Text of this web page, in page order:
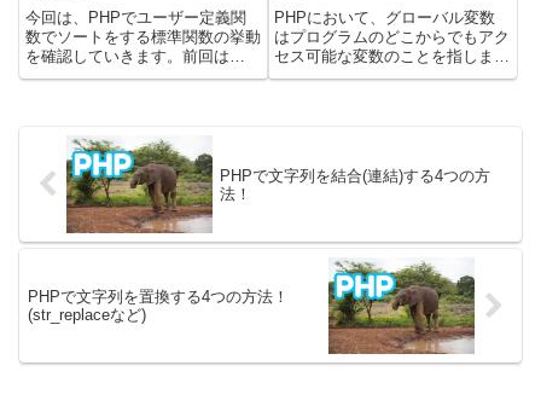
今回は、PHPでユーザー定義関
数でソートをする標準関数の挙動
を確認していきます。前回は
sort・asort・ksortなどのソート
用してソートする標準関数を使っ
てみました。・uso...
PHPにおいて、グローバル変数
はプログラムのどこからでもアク
セス可能な変数のことを指しま
す。ただし、グローバル変数はス
解説...
PHPで文字列を結合(連結)する4つの方
法！
PHPで文字列を置換する4つの方法！
(str_replaceなど)